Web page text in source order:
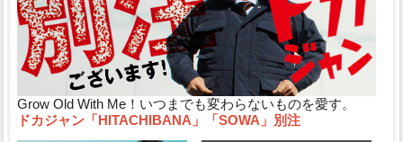
Grow Old With Me！いつまでも変わらないものを愛す。
ドカジャン「HITACHIBANA」「SOWA」別注